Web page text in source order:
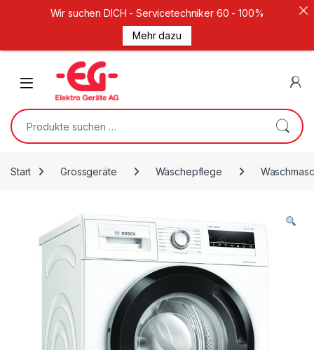
Open
Suche nach:
Start Grossgeräte Wäschepflege
Wir suchen DICH - Servicetechniker 60 - 100%
Mehr dazu